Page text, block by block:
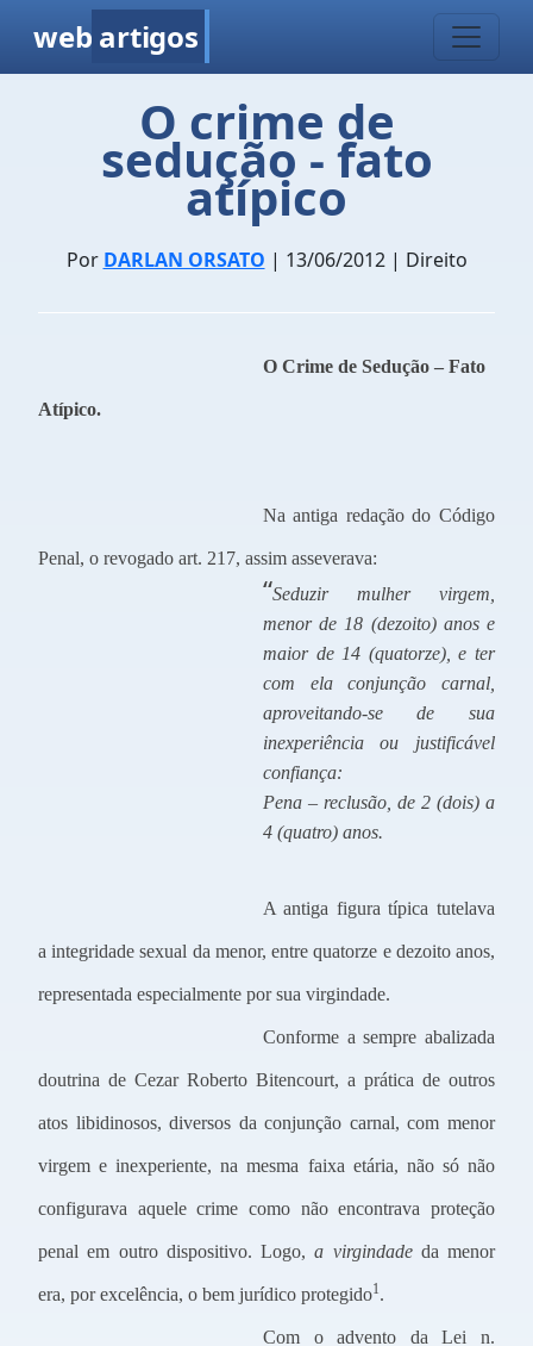
web artigos
O crime de
sedução - fato
atípico
Por DARLAN ORSATO | 13/06/2012 | Direito
O Crime de Sedução – Fato
Atípico.
Na antiga redação do Código
Penal, o revogado art. 217, assim asseverava:
“Seduzir mulher virgem,
menor de 18 (dezoito) anos e
maior de 14 (quatorze), e ter
com ela conjunção carnal,
aproveitando-se de sua
inexperiência ou justificável
confiança:
Pena – reclusão, de 2 (dois) a
4 (quatro) anos.
A antiga figura típica tutelava
a integridade sexual da menor, entre quatorze e dezoito anos,
representada especialmente por sua virgindade.
Conforme a sempre abalizada
doutrina de Cezar Roberto Bitencourt, a prática de outros
atos libidinosos, diversos da conjunção carnal, com menor
virgem e inexperiente, na mesma faixa etária, não só não
configurava aquele crime como não encontrava proteção
penal em outro dispositivo. Logo,a virgindadeda menor
era, por excelência, o bem jurídico protegido1 .
Com o advento da Lei n.